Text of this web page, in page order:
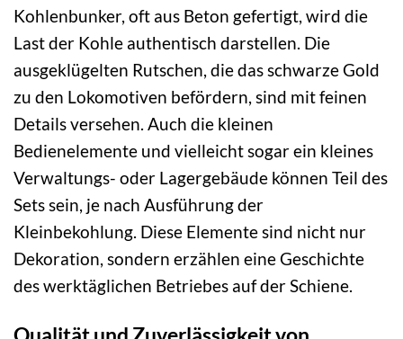
Kohlenbunker, oft aus Beton gefertigt, wird die
Last der Kohle authentisch darstellen. Die
ausgeklügelten Rutschen, die das schwarze Gold
zu den Lokomotiven befördern, sind mit feinen
Details versehen. Auch die kleinen
Bedienelemente und vielleicht sogar ein kleines
Verwaltungs- oder Lagergebäude können Teil des
Sets sein, je nach Ausführung der
Kleinbekohlung. Diese Elemente sind nicht nur
Dekoration, sondern erzählen eine Geschichte
des werktäglichen Betriebes auf der Schiene.